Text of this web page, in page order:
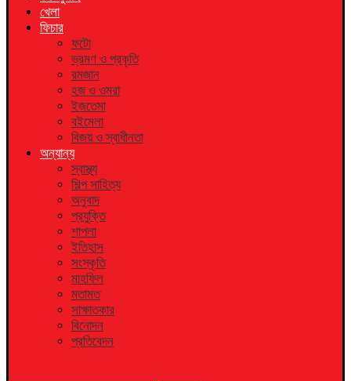
খেলা
ফিচার
ফটো
ভ্রমণ ও প্রকৃতি
রমজান
হজ ও ওমরা
ইজতেমা
বইমেলা
বিজয় ও স্বাধীনতা
অন্যান্য
স্বাস্থ্য
শিল্প সাহিত্য
অনুবাদ
প্রযুক্তি
শাপলা
ইতিহাস
সংস্কৃতি
মাহফিল
মতামত
সাক্ষাতকার
বিনোদন
প্রতিবেদন